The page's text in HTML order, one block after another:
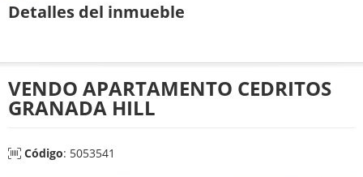
Detalles del inmueble
VENDO APARTAMENTO CEDRITOS
GRANADA HILL
Código: 5053541